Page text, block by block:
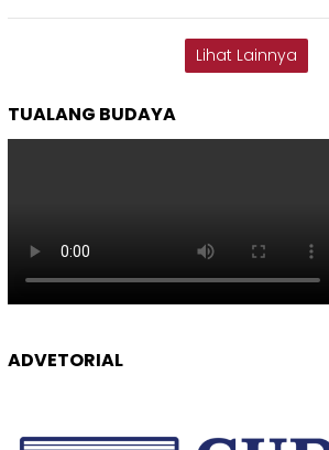
Lihat Lainnya
TUALANG BUDAYA
ADVETORIAL